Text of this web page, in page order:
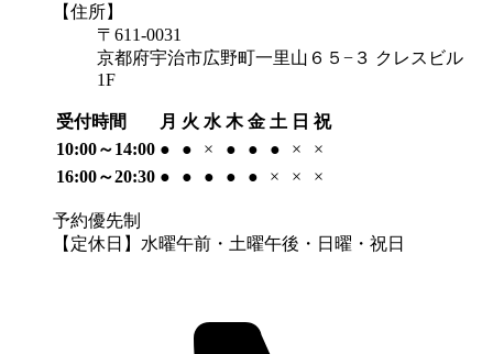
【住所】
〒611-0031
京都府宇治市広野町一里山６５−３ クレスビル
1F
受付時間 月 火 水 木 金 土 日 祝
10:00～14:00 ● ● × ● ● ● ×
×
16:00～20:30 ● ● ● ● ● × × ×
予約優先制
【定休日】水曜午前・土曜午後・日曜・祝日